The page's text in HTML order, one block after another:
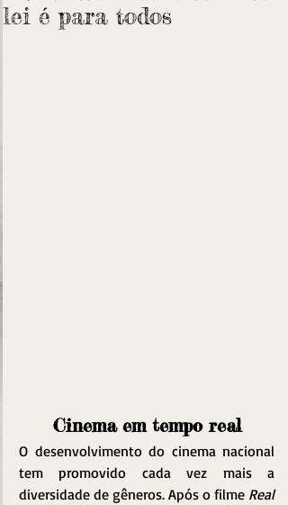
lei é para todos
Cinema em tempo real
O desenvolvimento do cinema nacional
tem promovido cada vez mais a
diversidade de gêneros. Após o filme Real